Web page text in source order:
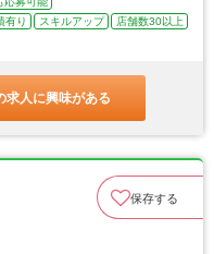
有り スキルアップ
店舗数30以上
求人に興味がある
保存する